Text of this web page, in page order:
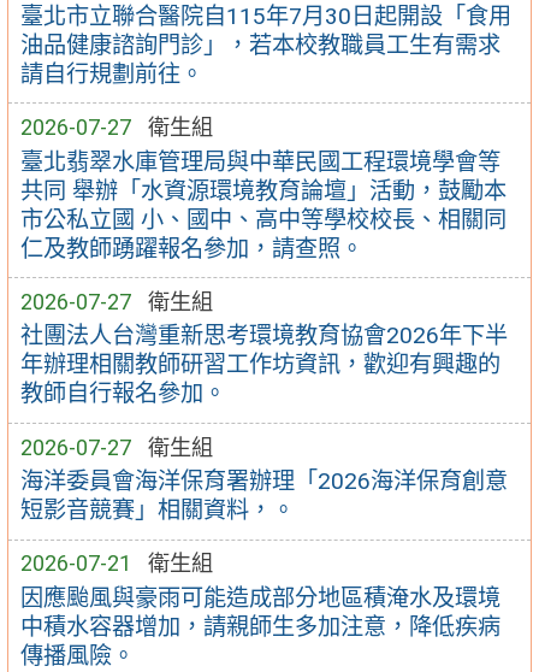
臺北市立聯合醫院自115年7月30日起開設「食用
油品健康諮詢門診」，若本校教職員工生有需求
請自行規劃前往。
2026-07-27 衛生組
臺北翡翠水庫管理局與中華民國工程環境學會等
共同 舉辦「水資源環境教育論壇」活動，鼓勵本
市公私立國 小、國中、高中等學校校長、相關同
仁及教師踴躍報名參加，請查照。
2026-07-27 衛生組
社團法人台灣重新思考環境教育協會2026年下半
年辦理相關教師研習工作坊資訊，歡迎有興趣的
教師自行報名參加。
2026-07-27 衛生組
海洋委員會海洋保育署辦理「2026海洋保育創意
短影音競賽」相關資料，。
2026-07-21 衛生組
因應颱風與豪雨可能造成部分地區積淹水及環境
中積水容器增加，請親師生多加注意，降低疾病
傳播風險。